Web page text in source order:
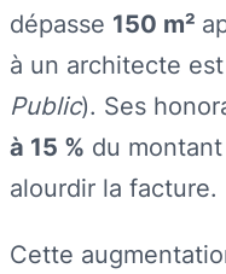
dépasse 150 m²
à un architecte
Public). Ses
à 15 % du
alourdir la facture.
Cette